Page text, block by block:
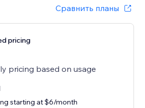
Сравнить планы
pricing
pricing based on usage
starting at $6/month